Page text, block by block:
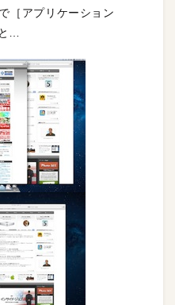
［アプリケーション
…